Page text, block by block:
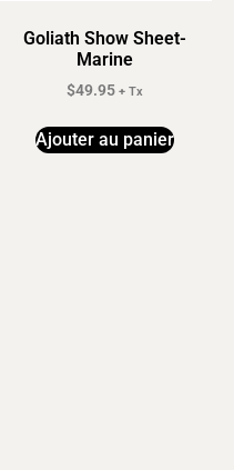
Goliath Show Sheet-
Marine
$49.95 + Tx
Ajouter au panier